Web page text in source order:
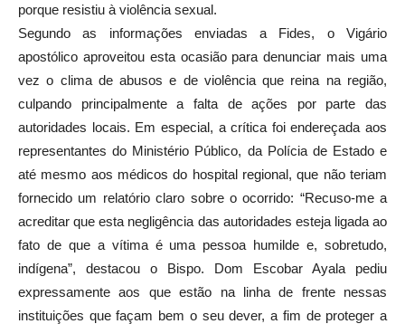
porque resistiu à violência sexual.
Segundo as informações enviadas a Fides, o Vigário
apostólico aproveitou esta ocasião para denunciar mais uma
vez o clima de abusos e de violência que reina na região,
culpando principalmente a falta de ações por parte das
autoridades locais. Em especial, a crítica foi endereçada aos
representantes do Ministério Público, da Polícia de Estado e
até mesmo aos médicos do hospital regional, que não teriam
fornecido um relatório claro sobre o ocorrido: “Recuso-me a
acreditar que esta negligência das autoridades esteja ligada ao
fato de que a vítima é uma pessoa humilde e, sobretudo,
indígena”, destacou o Bispo. Dom Escobar Ayala pediu
expressamente aos que estão na linha de frente nessas
instituições que façam bem o seu dever, a fim de proteger a